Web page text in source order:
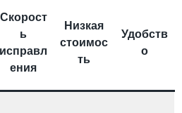
Скорост
ь
исправл
ения
Низкая
стоимос
ть
Удобств
о